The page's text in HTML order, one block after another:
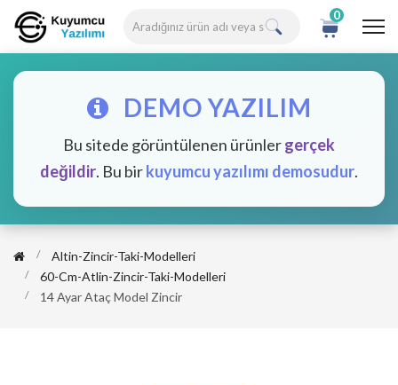
0
DEMO YAZILIM
Bu sitede görüntülenen ürünlergerçek
değildir. Bu birkuyumcu yazılımı demosudur.
Altin-Zincir-Taki-Modelleri
60-Cm-Atlin-Zincir-Taki-Modelleri
14 Ayar Ataç Model Zincir